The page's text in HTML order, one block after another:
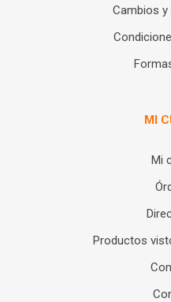
Cambios y
MI
Mi
Productos